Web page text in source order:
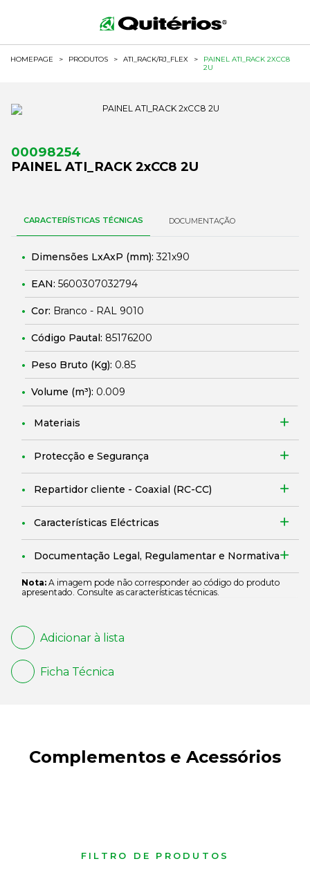
HOMEPAGE > PRODUTOS > ATI_RACK/RJ_FLEX >
PAINEL ATI_RACK 2XCC8
2U
00098254
PAINEL ATI_RACK 2xCC8 2U
CARACTERÍSTICAS TÉCNICAS DOCUMENTAÇÃO
Dimensões LxAxP (mm):321x90
EAN: 5600307032794
Cor: Branco - RAL 9010
Código Pautal: 85176200
Peso Bruto (Kg): 0.85
Volume (m³): 0.009
Materiais
Protecção e Segurança
Repartidor cliente - Coaxial (RC-CC)
Características Eléctricas
Documentação Legal, Regulamentar e Normativa
Nota: A imagem pode não corresponder ao código do produto
apresentado. Consulte as características técnicas.
Adicionar à lista
Ficha Técnica
Complementos e Acessórios
FILTRO DE PRODUTOS